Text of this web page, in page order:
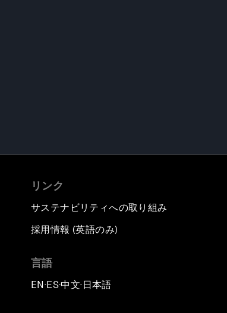
リンク
サステナビリティへの取り組み
採用情報 (英語のみ)
言語
EN ▪ES▪中文▪ 日本語